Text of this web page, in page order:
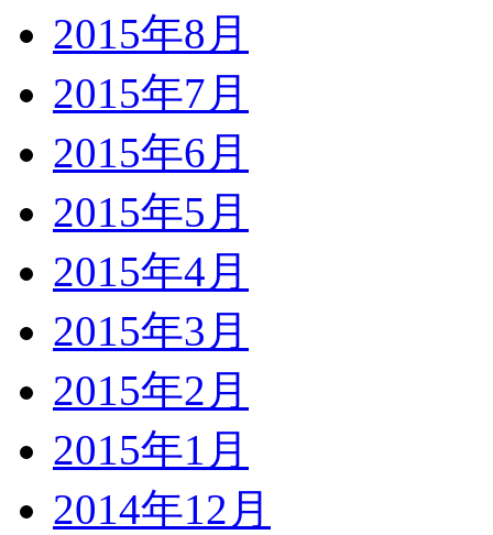
2015年8月
2015年7月
2015年6月
2015年5月
2015年4月
2015年3月
2015年2月
2015年1月
2014年12月